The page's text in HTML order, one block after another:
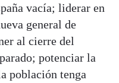
vacía; liderar en
general de
al cierre del
potenciar la
población tenga